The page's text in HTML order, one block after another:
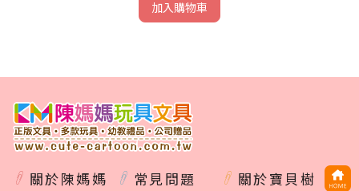
加入購物車
關於陳媽媽 常見問題
關於寶貝樹